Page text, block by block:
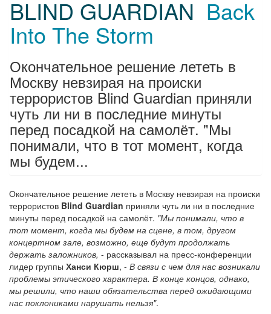
BLIND GUARDIAN Back
Into The Storm
Окончательное решение лететь в
Москву невзирая на происки
террористов Blind Guardian приняли
чуть ли ни в последние минуты
перед посадкой на самолёт. "Мы
понимали, что в тот момент, когда
мы будем...
Окончательное решение лететь в Москву невзирая на происки
террористов Blind Guardian приняли чуть ли ни в последние
минуты перед посадкой на самолёт. "Мы понимали, что в
тот момент, когда мы будем на сцене, в том, другом
концертном зале, возможно, еще будут продолжать
держать заложников, - рассказывал на пресс-конференции
лидер группы Ханси Кюрш, - В связи с чем для нас возникали
проблемы этического характера. В конце концов, однако,
мы решили, что наши обязательства перед ожидающими
нас поклониками нарушать нельзя".